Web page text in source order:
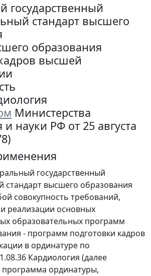
государственный
стандарт высшего
образования
высшей
Министерства
науки РФ от 25 августа
государственный
стандарт высшего образования
совокупность требований,
реализации основных
образовательных программ
- программ подготовки кадров
в ординатуре по
Кардиология (далее
программа ординатуры,